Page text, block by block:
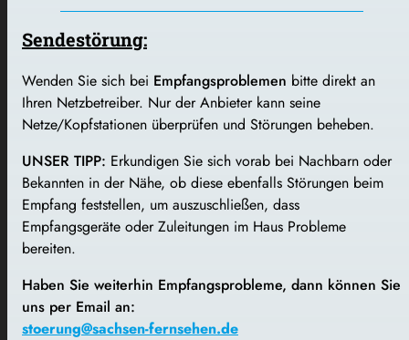
Sendestörung:
Wenden Sie sich bei Empfangsproblemen bitte direkt an
Ihren Netzbetreiber. Nur der Anbieter kann seine
Netze/Kopfstationen überprüfen und Störungen beheben.
UNSER TIPP: Erkundigen Sie sich vorab bei Nachbarn oder
Bekannten in der Nähe, ob diese ebenfalls Störungen beim
Empfang feststellen, um auszuschließen, dass
Empfangsgeräte oder Zuleitungen im Haus Probleme
bereiten.
Haben Sie weiterhin Empfangsprobleme, dann können Sie
uns per Email an:
stoerung@sachsen-fernsehen.de